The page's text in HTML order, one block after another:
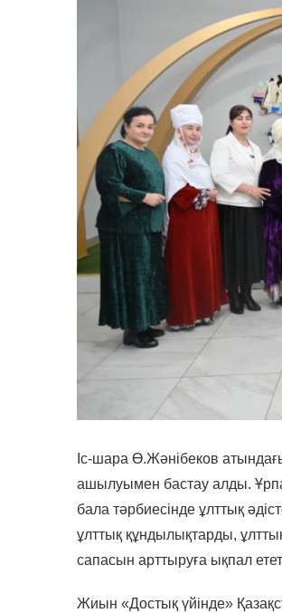
Іс-шара Ө.Жәнібеков
ашылуымен бастау алды.
бала тәрбиесінде ұлттық
ұлттық құндылықтарды,
сапасын арттыруға ықпал
Жиын «Достық үйінде»